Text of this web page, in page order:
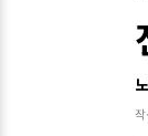
작